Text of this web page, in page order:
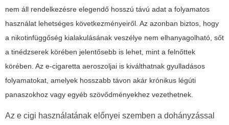
nem áll rendelkezésre elegendő hosszú távú adat a folyamatos
használat lehetséges következményeiről. Az azonban biztos, hogy
a nikotinfüggőség kialakulásának veszélye nem elhanyagolható, sőt
a tinédzserek körében jelentősebb is lehet, mint a felnőttek
körében. Az e-cigaretta aeroszoljai is kiválthatnak gyulladásos
folyamatokat, amelyek hosszabb távon akár krónikus légúti
panaszokhoz vagy egyéb szövődményekhez vezethetnek.
Az e cigi használatának előnyei szemben a dohányzással